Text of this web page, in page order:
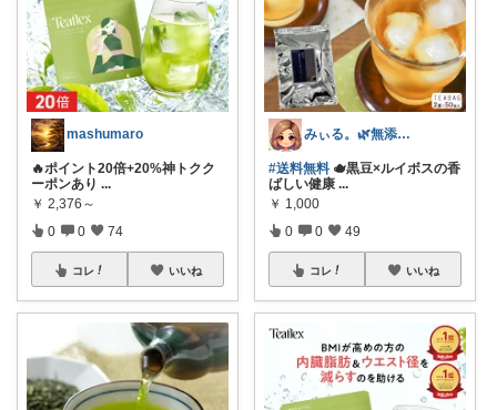
mashumaro
🔥ポイント20倍+20%神トクク
ーポンあり ...
￥ 2,376～
0 0 74
コレ いいね
みぃる。🌿無添加・自然派
#送料無料 🫖黒豆×ルイボスの香
ばしい健康 ...
￥ 1,000
0 0 49
コレ いいね